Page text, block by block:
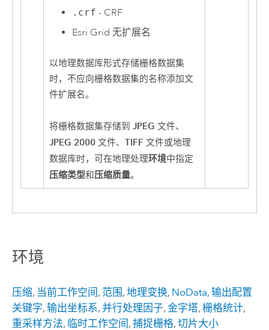
.crf - CRF
Esri Grid 无扩展名
以地理数据库形式存储栅格数据集
时，不应向栅格数据集的名称添加文
件扩展名。
将栅格数据集存储到 JPEG 文件、
JPEG 2000文件、 TIFF 文件或地理
数据库时，可在地理处理环境中指定
压缩类型和压缩质量。
环境
压缩, 当前工作空间, 范围, 地理变换, NoData, 输出配置
关键字, 输出坐标系, 并行处理因子, 金字塔, 栅格统计,
重采样方法, 临时工作空间, 捕捉栅格, 切片大小